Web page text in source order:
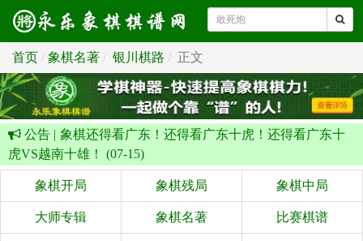
首页 象棋名著 银川棋路 正文
公告 | 象棋还得看广东！还得看广东十虎！还得看广东十
虎VS越南十雄！ (07-15)
象棋开局 象棋残局 象棋中局
大师专辑 象棋名著 比赛棋谱